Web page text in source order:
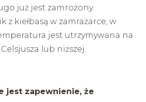
już jest zamrożony.
z kiełbasą w zamrażarce, w
jest utrzymywana na
lub niższej.
jest zapewnienie, że